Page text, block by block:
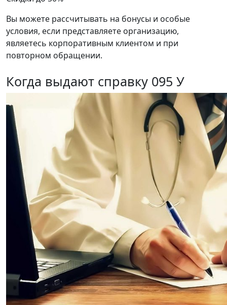
Вы можете рассчитывать на бонусы и особые
условия, если представляете организацию,
являетесь корпоративным клиентом и при
повторном обращении.
Когда выдают справку 095 У